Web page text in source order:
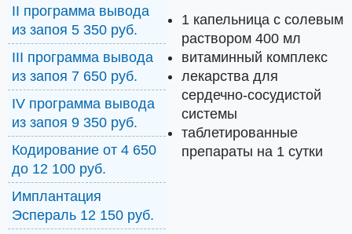
II программа вывода
из запоя 5 350 руб.
III программа вывода
из запоя 7 650 руб.
IV программа вывода
из запоя 9 350 руб.
Кодирование от 4 650
до 12 100 руб.
Имплантация
Эспераль 12 150 руб.
1 капельница с солевым
раствором 400 мл
витаминный комплекс
лекарства для
сердечно-сосудистой
системы
таблетированные
препараты на 1 сутки